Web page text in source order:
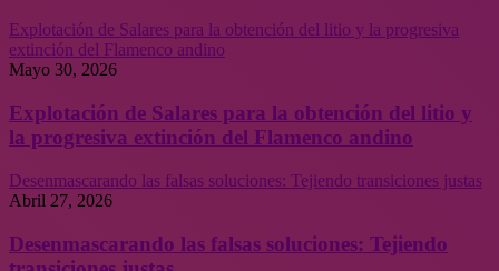
Explotación de Salares para la obtención del litio y la progresiva
extinción del Flamenco andino
Mayo 30, 2026
Explotación de Salares para la obtención del litio y
la progresiva extinción del Flamenco andino
Desenmascarando las falsas soluciones: Tejiendo transiciones justas
Abril 27, 2026
Desenmascarando las falsas soluciones: Tejiendo